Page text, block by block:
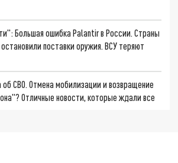
Большая ошибка Palantir в России. Страны
поставки оружия. ВСУ теряют
об СВО. Отмена мобилизации и возвращение
Отличные новости, которые ждали все